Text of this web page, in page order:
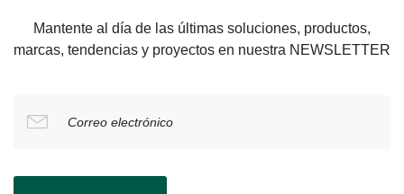
Mantente al día de las últimas soluciones, productos,
marcas, tendencias y proyectos en nuestra NEWSLETTER
Correo electrónico